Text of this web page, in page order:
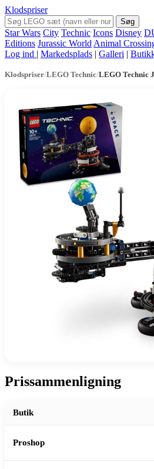
Klodspriser
Søg
Star Wars City Technic Icons Disney
Editions Jurassic World Animal
Log ind | Markedsplads | Galleri |
Klodspriser/LEGO Technic/LEGO Technic
Prissammenligning
Butik
Proshop